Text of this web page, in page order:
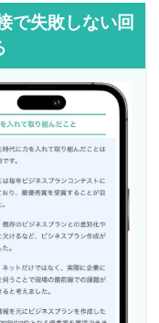
で失敗しない回